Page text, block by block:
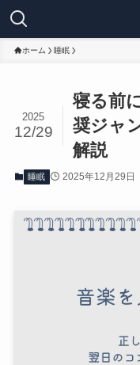
ホーム 睡眠
寝る前
奨ジャ
解説
2025
12/29
睡眠 2025年12月29日